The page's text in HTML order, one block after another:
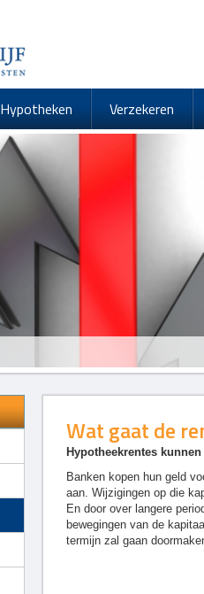
Hypotheken Verzekeren
Wat gaat de
Hypotheekrentes
Banken kopen hun geld
aan. Wijzigingen op die
En door over langere
bewegingen van de
termijn zal gaan